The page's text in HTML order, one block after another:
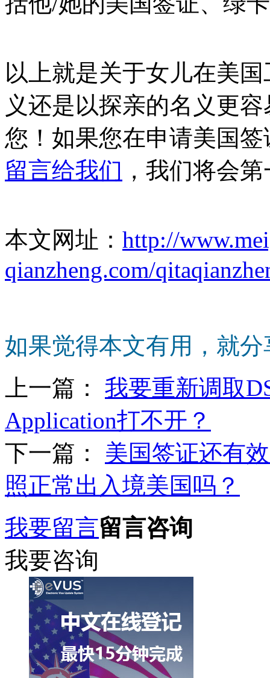
以上就是关于女儿在美
义还是以探亲的名义更
您！如果您在申请美国
留言给我们 ，我们将会
本文网址： http://
qianzheng.com/
如果觉得本文有用，就
上一篇： 我要重新调取
Application打不开？
下一篇： 美国签证还有
照正常出入境美国吗？
我要留言留言咨询
我要咨询